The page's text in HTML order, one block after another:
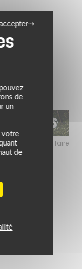
estivale pour faire
motard !
de
un
votre
de